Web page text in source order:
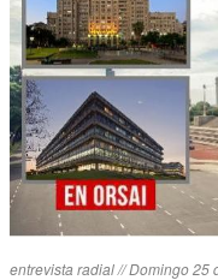
entrevista radial // Domingo 25